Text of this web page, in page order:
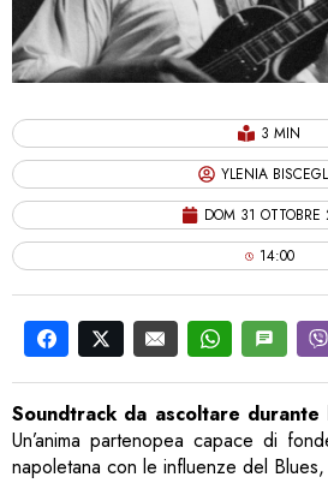
3 MIN
YLENIA
DOM 31 OTTOBRE
14:00
Soundtrack da ascoltare
Un’anima partenopea capace di
napoletana con le influenze del